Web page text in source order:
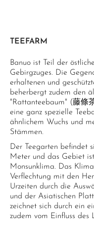
TEEFARM
Banuo ist Teil der
Gebirgzuges. Die
erhaltenen und
beherbergt zudem den
"Rattanteebaum" (藤條
eine ganz spezielle
ähnlichem Wuchs und
Stämmen.
Der Teegarten befindet
Meter und das Gebiet
Monsunklima. Das
Verflechtung mit den
Urzeiten durch die
und der Asiatischen
zeichnet sich durch ein
zudem vom Einfluss des